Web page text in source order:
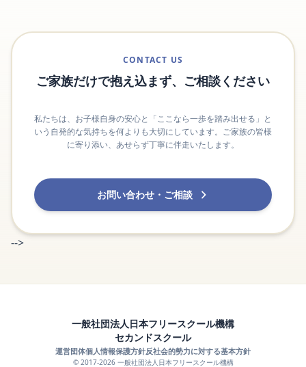
CONTACT US
ご家族だけで抱え込まず、ご相談ください
私たちは、お子様自身の安心と「ここなら一歩を踏み出せる」と
いう自発的な気持ちを何よりも大切にしています。ご家族の皆様
に寄り添い、あせらず丁寧に伴走いたします。
お問い合わせ・ご相談
-->
一般社団法人日本フリースクール機構
セカンドスクール
運営団体個人情報保護方針反社会的勢力に対する基本方針
© 2017-2026 一般社団法人日本フリースクール機構